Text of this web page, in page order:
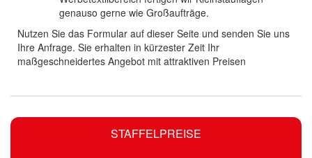
STAFFELPREISE
genauso gerne wie Großaufträge.
Nutzen Sie das Formular auf dieser Seite und senden Sie uns
Ihre Anfrage. Sie erhalten in kürzester Zeit Ihr
maßgeschneidertes Angebot mit attraktiven Preisen